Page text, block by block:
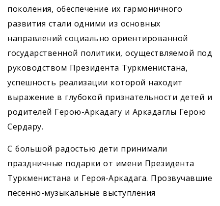
поколения, обеспечение их гармоничного
развития стали одними из основных
направлений социально ориентированной
государственной политики, осуществляемой под
руководством Президента Туркменистана,
успешность реализации которой находит
выражение в глубокой признательности детей и
родителей Герою-Аркадагу и Аркадаглы Герою
Сердару.
С большой радостью дети принимали
праздничные подарки от имени Президента
Туркменистана и Героя-­Аркадага. Прозвучавшие
песенно-музыкальные выступления